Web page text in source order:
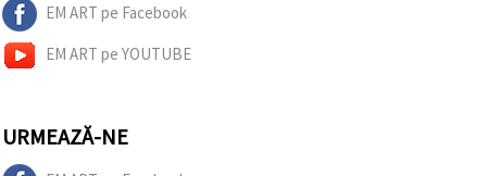
EM ART pe Facebook
EM ART pe YOUTUBE
URMEAZĂ-NE